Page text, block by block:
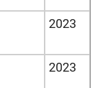
2023
2023